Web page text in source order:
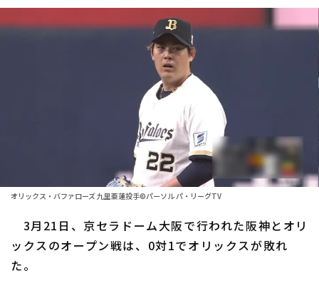
ファーム東地区
ファーム西地区
選手名鑑トップ
北海道日本ハムファイターズ
東北楽天ゴールデンイーグルス
ニュース
オリックス・バファローズ 九里亜蓮投手©パーソル パ・リーグTV
3月21日、京セラドーム大阪で行われた阪神とオリ
ックスのオープン戦は、0対1でオリックスが敗れ
た。